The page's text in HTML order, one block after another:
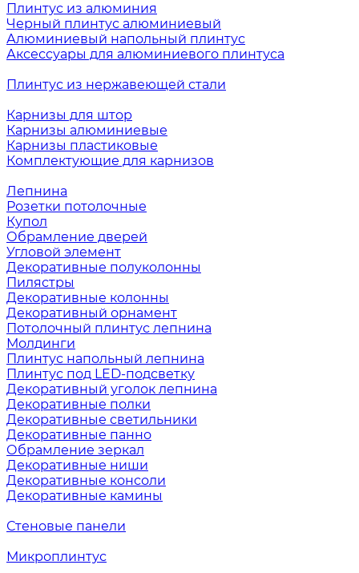
Плинтус из алюминия
Черный плинтус алюминиевый
Алюминиевый напольный плинтус
Аксессуары для алюминиевого плинтуса
Плинтус из нержавеющей стали
Карнизы для штор
Карнизы алюминиевые
Карнизы пластиковые
Комплектующие для карнизов
Лепнина
Розетки потолочные
Купол
Обрамление дверей
Угловой элемент
Декоративные полуколонны
Пилястры
Декоративные колонны
Декоративный орнамент
Потолочный плинтус лепнина
Молдинги
Плинтус напольный лепнина
Плинтус под LED-подсветку
Декоративный уголок лепнина
Декоративные полки
Декоративные светильники
Декоративные панно
Обрамление зеркал
Декоративные ниши
Декоративные консоли
Декоративные камины
Стеновые панели
Микроплинтус